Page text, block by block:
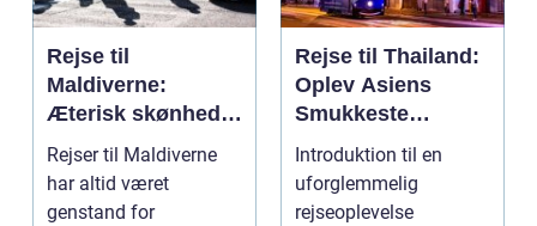
Rejse til
Maldiverne:
Æterisk skønhed
og eventyrlystens
paradis
Rejser til Maldiverne
har altid været
genstand for
Rejse til Thailand:
Oplev Asiens
Smukkeste
Rejsemål
Introduktion til en
uforglemmelig
rejseoplevelse